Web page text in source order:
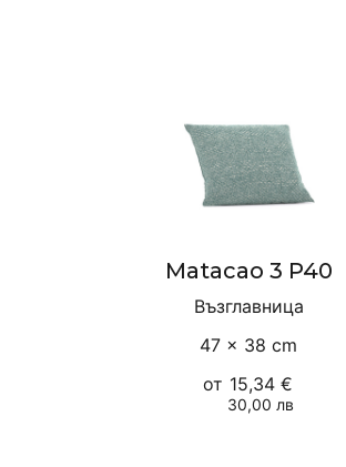
Matacao 3 P40
Възглавница
47 × 38 cm
от 15,34 €
30,00 лв